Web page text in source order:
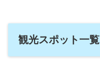
観光スポット一覧